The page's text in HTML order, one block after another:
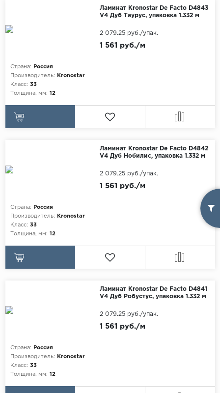
Ламинат Kronostar De Facto D4843
V4 Дуб Таурус, упаковка 1.332 м
Страна:
Россия
Производитель:
Kronostar
Класс: 33
Толщина, мм: 12
1 561 руб./м
2 079.25 руб./упак.
Ламинат Kronostar De Facto D4842
V4 Дуб Нобилис, упаковка 1.332 м
Страна:
Россия
Производитель:
Kronostar
Класс: 33
Толщина, мм: 12
1 561 руб./м
2 079.25 руб./упак.
Ламинат Kronostar De Facto D4841
V4 Дуб Робустус, упаковка 1.332 м
Страна:
Россия
Производитель:
Kronostar
Класс: 33
Толщина, мм: 12
1 561 руб./м
2 079.25 руб./упак.